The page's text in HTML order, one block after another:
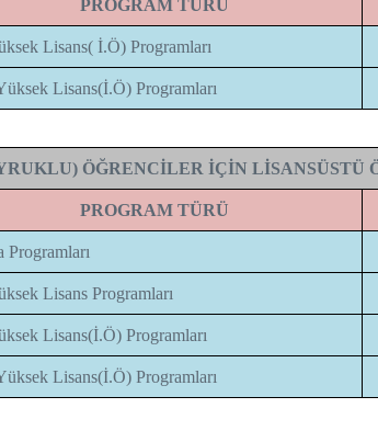
PROGRAM TÜRÜ
Lisans( İ.Ö) Programları
Lisans(İ.Ö) Programları
ÖĞRENCİLER İÇİN LİSANSÜSTÜ
PROGRAM TÜRÜ
Programları
Lisans Programları
Lisans(İ.Ö) Programları
Lisans(İ.Ö) Programları